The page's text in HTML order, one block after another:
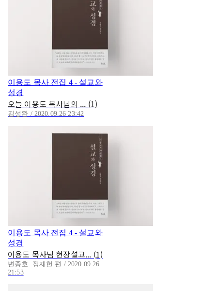
이용도 목사 전집 4 - 설교와
성경
오늘 이용도 목사님의 ... (1)
김성완 / 2020.09.26 23:42
이용도 목사 전집 4 - 설교와
성경
이용도 목사님 현장설교... (1)
변종호. 정재헌 편 / 2020.09.26
21:53